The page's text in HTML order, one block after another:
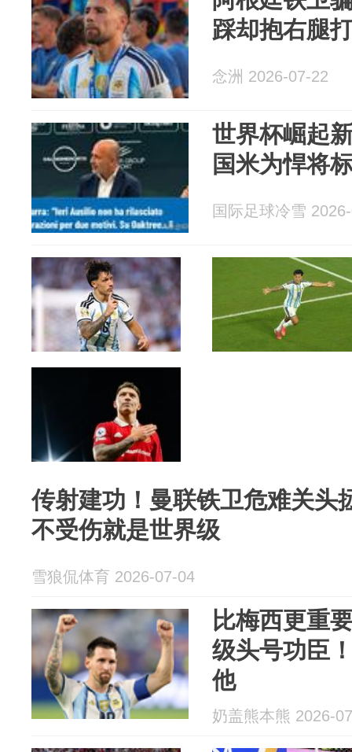
踩却抱右腿
念洲 2026-07-22
世界杯崛起
国米为悍将
国际足球冷雪
传射建功！曼联铁卫危难关头
不受伤就是世界级
雪狼侃体育 2026-07-04
比梅西更重
级头号功臣
他
奶盖熊本熊 2026-